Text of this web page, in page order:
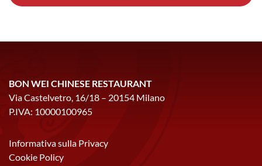
BON WEI CHINESE RESTAURANT
Via Castelvetro, 16/18 – 20154 Milano
P.IVA: 10000100965
Informativa sulla Privacy
Cookie Policy